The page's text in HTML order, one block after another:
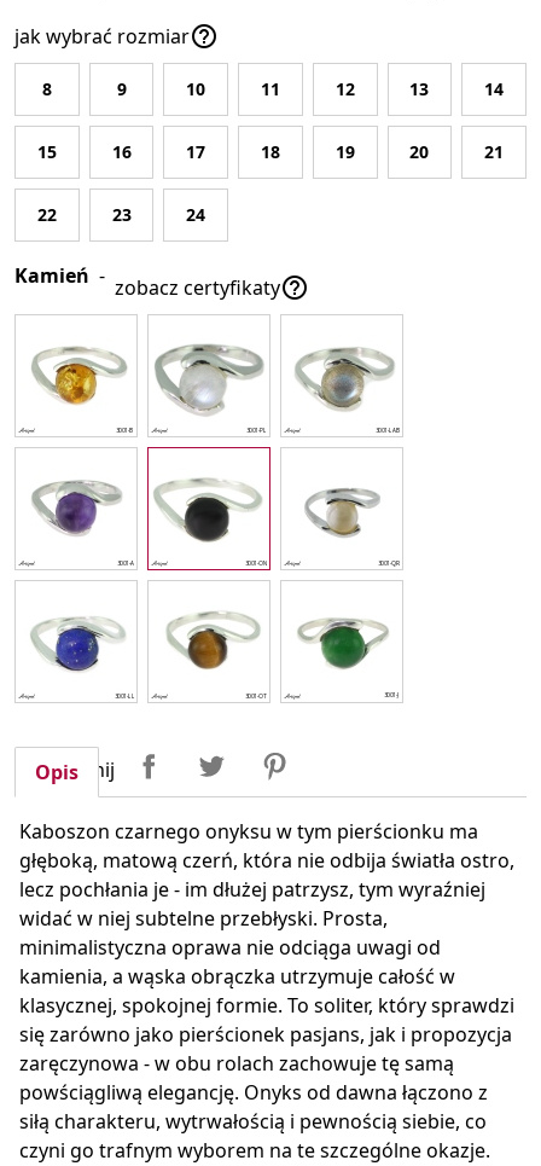
jak wybrać rozmiar
8 9 10 11 12 13 14
15 16 17 18 19 20 21
22 23 24
Kamień - zobacz certyfikaty
Udostępnij UdostępnijTweetuj
Opis
Kaboszon czarnego onyksu w tym pierścionku ma
głęboką, matową czerń, która nie odbija światła ostro,
lecz pochłania je - im dłużej patrzysz, tym wyraźniej
widać w niej subtelne przebłyski. Prosta,
minimalistyczna oprawa nie odciąga uwagi od
kamienia, a wąska obrączka utrzymuje całość w
klasycznej, spokojnej formie. To soliter, który sprawdzi
się zarówno jako pierścionek pasjans, jak i propozycja
zaręczynowa - w obu rolach zachowuje tę samą
powściągliwą elegancję. Onyks od dawna łączono z
siłą charakteru, wytrwałością i pewnością siebie, co
czyni go trafnym wyborem na te szczególne okazje.